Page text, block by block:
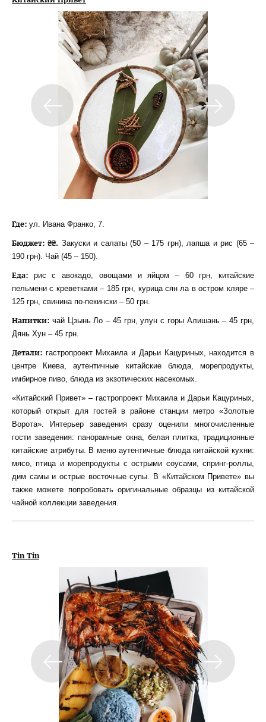
Где: ул. Ивана Франко, 7.
Бюджет: ₴₴. Закуски и салаты (50 – 175 грн), лапша и рис (65 –
190 грн). Чай (45 – 150).
Еда: рис с авокадо, овощами и яйцом – 60 грн, китайские
пельмени с креветками – 185 грн, курица сян ла в остром кляре –
125 грн, свинина по-пекински – 50 грн.
Напитки: чай Цзынь Ло – 45 грн, улун с горы Алишань – 45 грн,
Дянь Хун – 45 грн.
Детали: гастропроект Михаила и Дарьи Кацуриных, находится в
центре Киева, аутентичные китайские блюда, морепродукты,
имбирное пиво, блюда из экзотических насекомых.
«Китайский Привет» – гастропроект Михаила и Дарьи Кацуриных,
который открыт для гостей в районе станции метро «Золотые
Ворота». Интерьер заведения сразу оценили многочисленные
гости заведения: панорамные окна, белая плитка, традиционные
китайские атрибуты. В меню аутентичные блюда китайской кухни:
мясо, птица и морепродукты с острыми соусами, спринг-роллы,
дим самы и острые восточные супы. В «Китайском Привете» вы
также можете попробовать оригинальные образцы из китайской
чайной коллекции заведения.
Tin Tin